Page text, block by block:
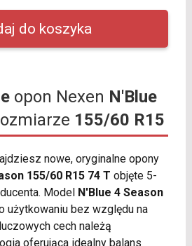
opon Nexen N'Blue
155/60 R15
nowe, oryginalne opony
155/60 R15 74 T objęte 5-
Model N'Blue 4 Season
użytkowaniu bez względu na
cech należą
oferująca idealny balans